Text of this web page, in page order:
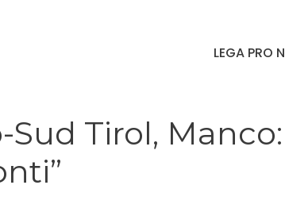
LEGA PRO
Tirol, Manco: